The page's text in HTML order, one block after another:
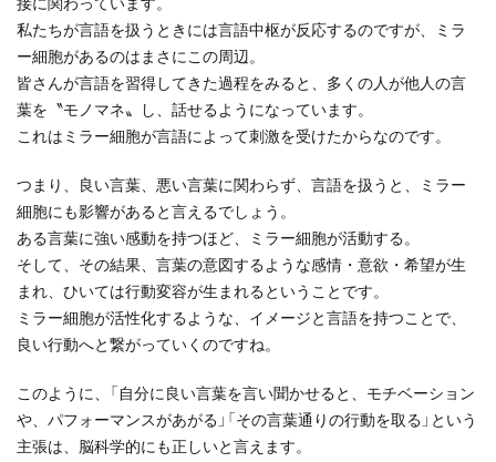
私たちが言語を扱うときには言語中枢が反応するのですが、ミラ
ー細胞があるのはまさにこの周辺。
皆さんが言語を習得してきた過程をみると、多くの人が他人の言
葉を〝モノマネ〟し、話せるようになっています。
これはミラー細胞が言語によって刺激を受けたからなのです。
つまり、良い言葉、悪い言葉に関わらず、言語を扱うと、ミラー
細胞にも影響があると言えるでしょう。
ある言葉に強い感動を持つほど、ミラー細胞が活動する。
そして、その結果、言葉の意図するような感情・意欲・希望が生
まれ、ひいては行動変容が生まれるということです。
ミラー細胞が活性化するような、イメージと言語を持つことで、
良い行動へと繋がっていくのですね。
このように、「自分に良い言葉を言い聞かせると、モチベーション
や、パフォーマンスがあがる」「その言葉通りの行動を取る」という
主張は、脳科学的にも正しいと言えます。